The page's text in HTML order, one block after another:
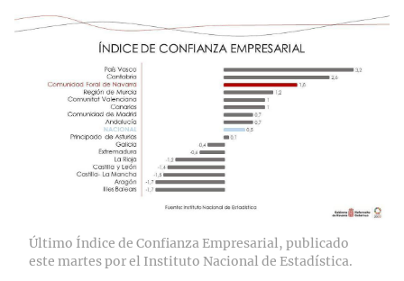
Último Índice de Confianza Empresarial, publicado
este martes por el Instituto Nacional de Estadística.